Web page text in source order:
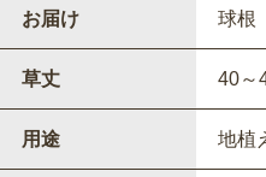
お届け 球根
草丈 40～
用途 地植